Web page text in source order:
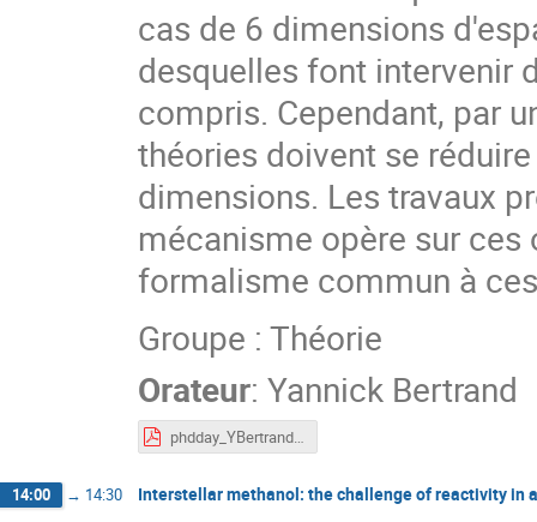
cas de 6 dimensions
desquelles font intervenir
compris. Cependant, par
théories doivent se
dimensions. Les travaux
mécanisme opère sur
formalisme commun à
Groupe : Théorie
Orateur: Yannick Bertrand
phdday_YBertrand.pdf
14:00 → 14:30 Interstellar methanol: the challenge of reactivity in